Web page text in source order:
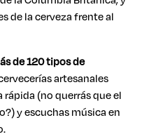
de la cerveza frente al
de 120 tipos de
artesanales
(no querrás que el
y escuchas música en